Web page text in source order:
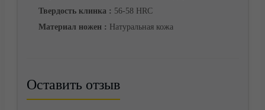
Корзина
Твердость клинка : 56-58 HRC
Материал ножен : Натуральная кожа
Оставить отзыв